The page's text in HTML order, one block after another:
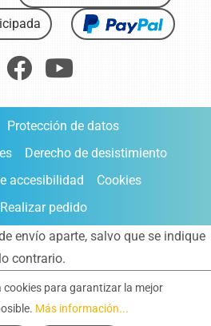
Protección de datos
Derecho de desistimiento
accesibilidad
Cookies
Realizar pedido
envío aparte, salvo que se indique
lo contrario.
cookies para garantizar la mejor
Más información...